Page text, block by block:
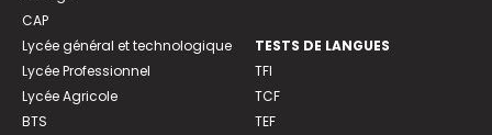
CAP
Lycée général et technologique
Lycée Professionnel
Lycée Agricole
BTS
TESTS DE LANGUES
TFI
TCF
TEF